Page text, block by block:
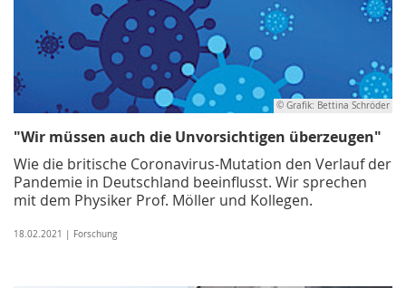
© Grafik: Bettina Schröder
"Wir müssen auch die Unvorsichtigen überzeugen"
Wie die britische Coronavirus-Mutation den Verlauf der
Pandemie in Deutschland beeinflusst. Wir sprechen
mit dem Physiker Prof. Möller und Kollegen.
18.02.2021 | Forschung